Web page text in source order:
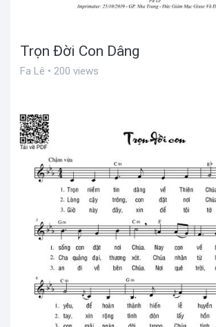
Trọn Đời Con Dâng
Fa Lê • 200 views